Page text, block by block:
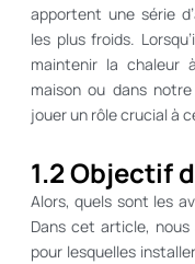
apportent une série
les plus froids.
maintenir la chaleur
maison ou dans
jouer un rôle crucial à
1.2 Objectif
Alors, quels sont les
Dans cet article, nous
pour lesquelles